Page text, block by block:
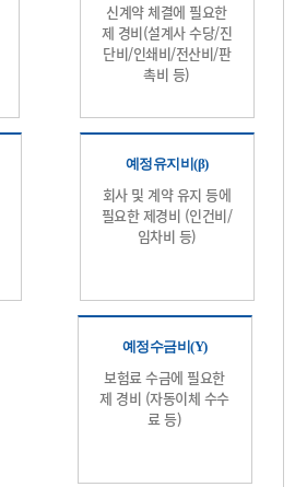
신계약 체결에 필요한
제 경비(설계사 수당/진
단비/인쇄비/전산비/판
촉비 등)
예정유지비(β)
회사 및 계약 유지 등에
필요한 제경비 (인건비/
임차비 등)
예정수금비(Υ)
보험료 수금에 필요한
제 경비 (자동이체 수수
료 등)